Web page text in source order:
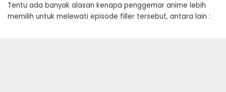
Tentu ada banyak alasan kenapa penggemar anime lebih
memilih untuk melewati episode filler tersebut, antara lain :